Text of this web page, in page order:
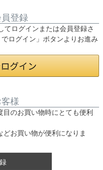
登録
てログインまたは会員登録さ
ログイン」ボタンよりお進み
様
のお買い物時にとても便利
お買い物が便利になりま